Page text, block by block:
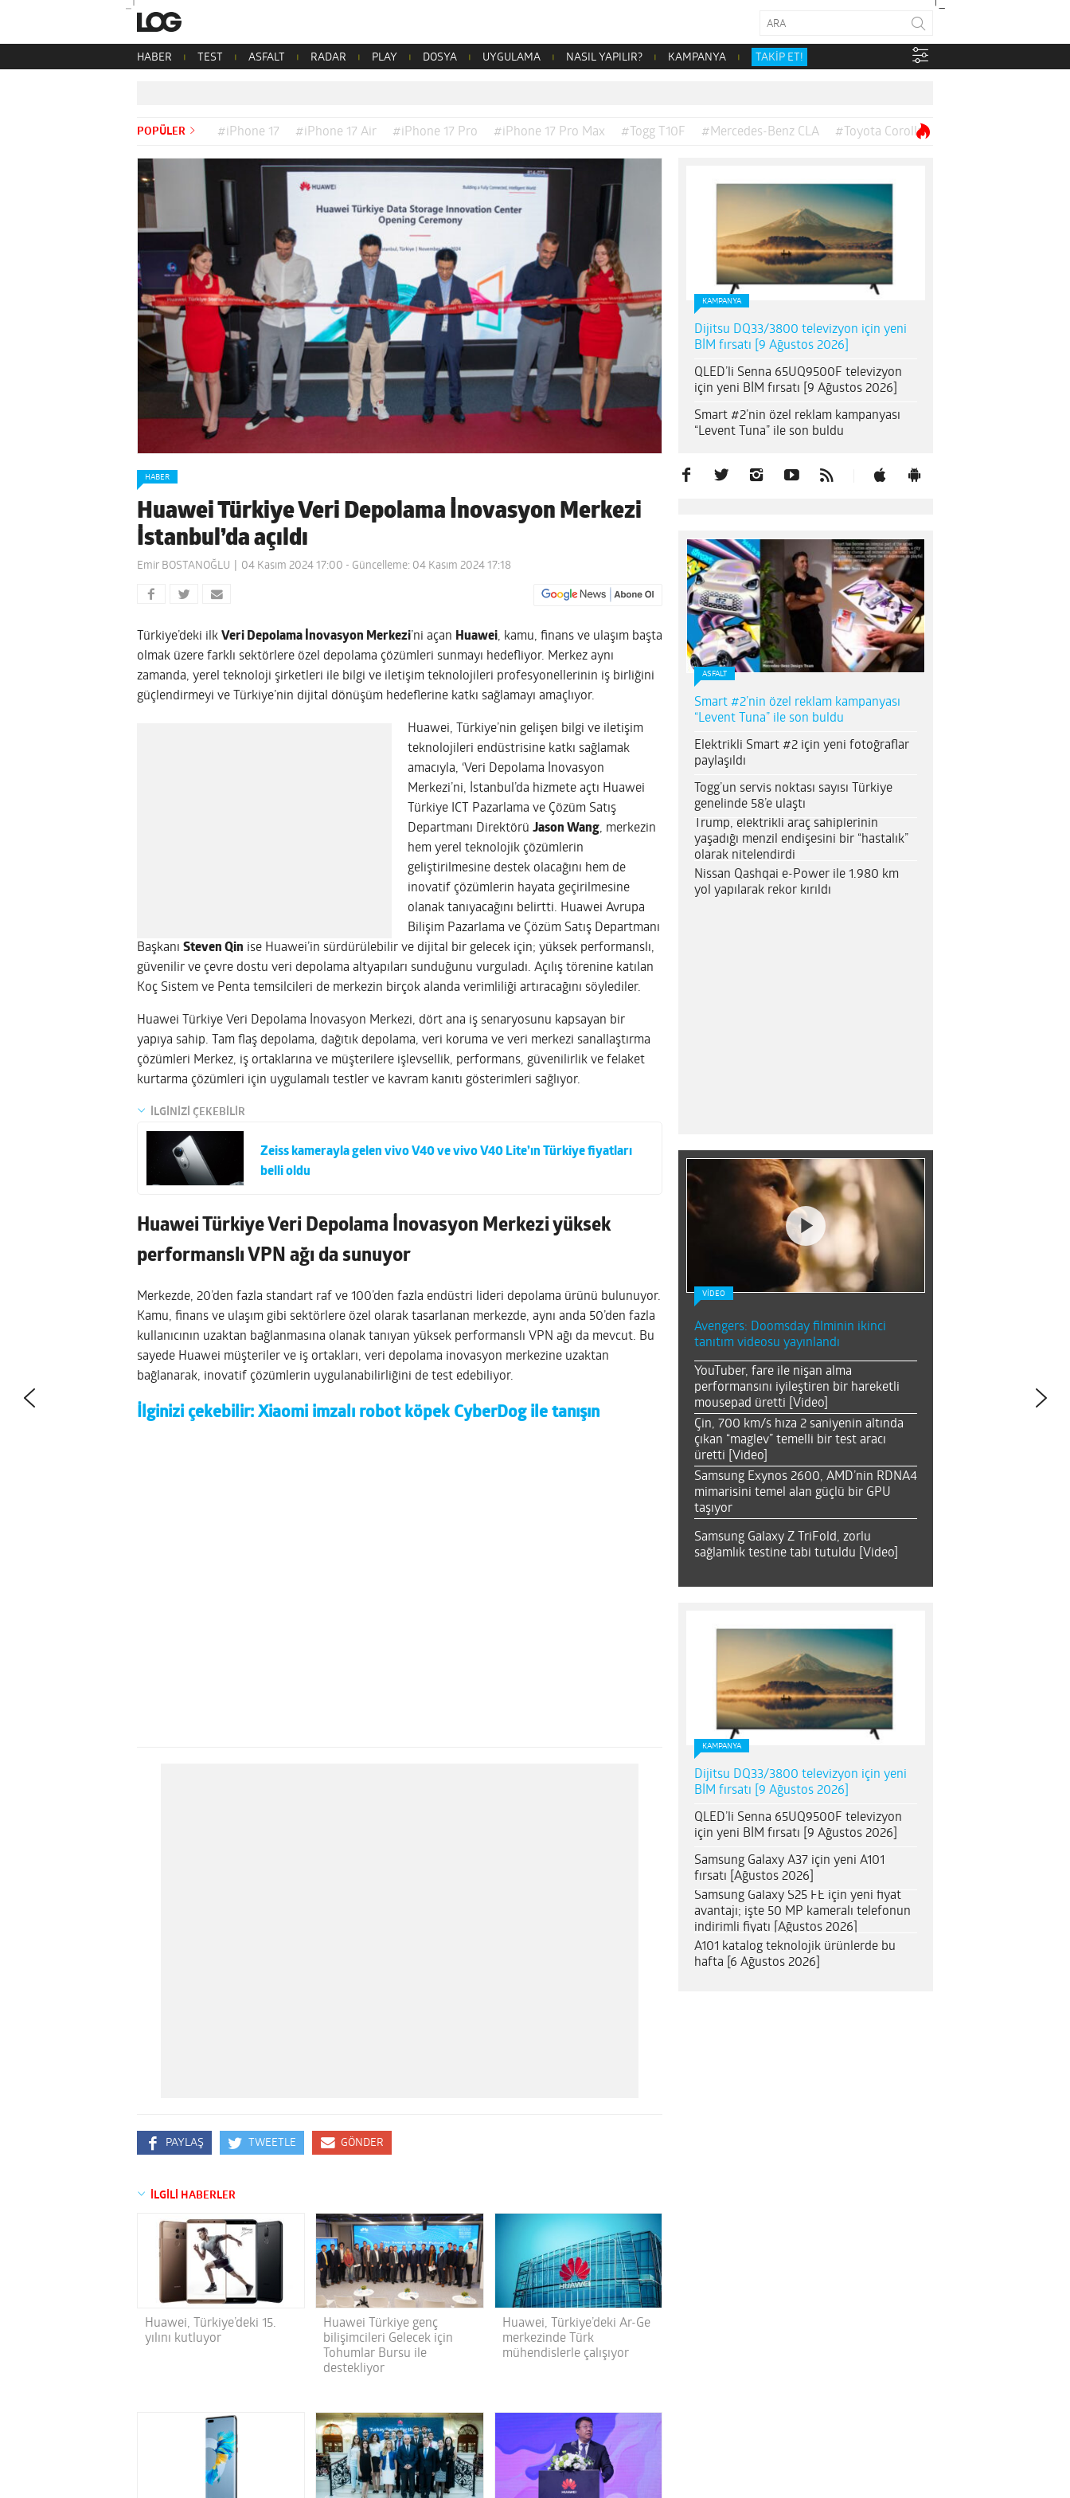
HABER TEST ASFALT RADAR PLAY DOSYA UYGULAMA NASIL YAPILIR? KAMPANYA TAKİP ET!
POPÜLER #iPhone 17 #iPhone 17 Air #iPhone 17 Pro #iPhone 17 Pro Max #Togg T10F #Mercedes-Benz CLA #Toyota Corolla
HABER
Huawei Türkiye Veri Depolama İnovasyon Merkezi
İstanbul’da açıldı
Emir BOSTANOĞLU 04 Kasım 2024 17:00 - Güncelleme: 04 Kasım 2024 17:18
Türkiye’deki ilk Veri Depolama İnovasyon Merkezi’ni açan Huawei, kamu, finans ve ulaşım başta
olmak üzere farklı sektörlere özel depolama çözümleri sunmayı hedefliyor. Merkez aynı
zamanda, yerel teknoloji şirketleri ile bilgi ve iletişim teknolojileri profesyonellerinin iş birliğini
güçlendirmeyi ve Türkiye’nin dijital dönüşüm hedeflerine katkı sağlamayı amaçlıyor.
Huawei, Türkiye’nin gelişen bilgi ve iletişim
teknolojileri endüstrisine katkı sağlamak
amacıyla, ‘Veri Depolama İnovasyon
Merkezi’ni, İstanbul’da hizmete açtı Huawei
Türkiye ICT Pazarlama ve Çözüm Satış
Departmanı Direktörü Jason Wang, merkezin
hem yerel teknolojik çözümlerin
geliştirilmesine destek olacağını hem de
inovatif çözümlerin hayata geçirilmesine
olanak tanıyacağını belirtti. Huawei Avrupa
Bilişim Pazarlama ve Çözüm Satış Departmanı
Başkanı Steven Qin ise Huawei’in sürdürülebilir ve dijital bir gelecek için; yüksek performanslı,
güvenilir ve çevre dostu veri depolama altyapıları sunduğunu vurguladı. Açılış törenine katılan
Koç Sistem ve Penta temsilcileri de merkezin birçok alanda verimliliği artıracağını söylediler.
Huawei Türkiye Veri Depolama İnovasyon Merkezi, dört ana iş senaryosunu kapsayan bir
yapıya sahip. Tam flaş depolama, dağıtık depolama, veri koruma ve veri merkezi sanallaştırma
çözümleri Merkez, iş ortaklarına ve müşterilere işlevsellik, performans, güvenilirlik ve felaket
kurtarma çözümleri için uygulamalı testler ve kavram kanıtı gösterimleri sağlıyor.
İLGİNİZİ ÇEKEBİLİR
Zeiss kamerayla gelen vivo V40 ve vivo V40 Lite’ın Türkiye fiyatları
belli oldu
Huawei Türkiye Veri Depolama İnovasyon Merkezi yüksek
performanslı VPN ağı da sunuyor
Merkezde, 20’den fazla standart raf ve 100’den fazla endüstri lideri depolama ürünü bulunuyor.
Kamu, finans ve ulaşım gibi sektörlere özel olarak tasarlanan merkezde, aynı anda 50’den fazla
kullanıcının uzaktan bağlanmasına olanak tanıyan yüksek performanslı VPN ağı da mevcut. Bu
sayede Huawei müşteriler ve iş ortakları, veri depolama inovasyon merkezine uzaktan
bağlanarak, inovatif çözümlerin uygulanabilirliğini de test edebiliyor.
İlginizi çekebilir: Xiaomi imzalı robot köpek CyberDog ile tanışın
PAYLAŞ TWEETLE GÖNDER
İLGİLİ HABERLER
Huawei, Türkiye’deki 15.
yılını kutluyor
Huawei Türkiye genç
bilişimcileri Gelecek için
Tohumlar Bursu ile
destekliyor
Huawei, Türkiye’deki Ar-Ge
merkezinde Türk
mühendislerle çalışıyor
KAMPANYA
Dijitsu DQ33/3800 televizyon için yeni
BİM fırsatı [9 Ağustos 2026]
QLED’li Senna 65UQ9500F televizyon
için yeni BİM fırsatı [9 Ağustos 2026]
Smart #2’nin özel reklam kampanyası
“Levent Tuna” ile son buldu
ASFALT
Smart #2’nin özel reklam kampanyası
“Levent Tuna” ile son buldu
Elektrikli Smart #2 için yeni fotoğraflar
paylaşıldı
Togg’un servis noktası sayısı Türkiye
genelinde 58’e ulaştı
Trump, elektrikli araç sahiplerinin
yaşadığı menzil endişesini bir “hastalık”
olarak nitelendirdi
Nissan Qashqai e-Power ile 1.980 km
yol yapılarak rekor kırıldı
VİDEO
Avengers: Doomsday filminin ikinci
tanıtım videosu yayınlandı
YouTuber, fare ile nişan alma
performansını iyileştiren bir hareketli
mousepad üretti [Video]
Çin, 700 km/s hıza 2 saniyenin altında
çıkan “maglev” temelli bir test aracı
üretti [Video]
Samsung Exynos 2600, AMD’nin RDNA4
mimarisini temel alan güçlü bir GPU
taşıyor
Samsung Galaxy Z TriFold, zorlu
sağlamlık testine tabi tutuldu [Video]
KAMPANYA
Dijitsu DQ33/3800 televizyon için yeni
BİM fırsatı [9 Ağustos 2026]
QLED’li Senna 65UQ9500F televizyon
için yeni BİM fırsatı [9 Ağustos 2026]
Samsung Galaxy A37 için yeni A101
fırsatı [Ağustos 2026]
Samsung Galaxy S25 FE için yeni fiyat
avantajı; işte 50 MP kameralı telefonun
indirimli fiyatı [Ağustos 2026]
A101 katalog teknolojik ürünlerde bu
hafta [6 Ağustos 2026]